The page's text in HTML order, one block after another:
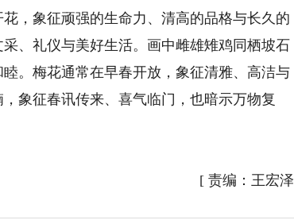
象征顽强的生命力、清高的品格与长久的
、礼仪与美好生活。画中雌雄雉鸡同栖坡石
。梅花通常在早春开放，象征清雅、高洁与
象征春讯传来、喜气临门，也暗示万物复
[ 责编：王宏泽